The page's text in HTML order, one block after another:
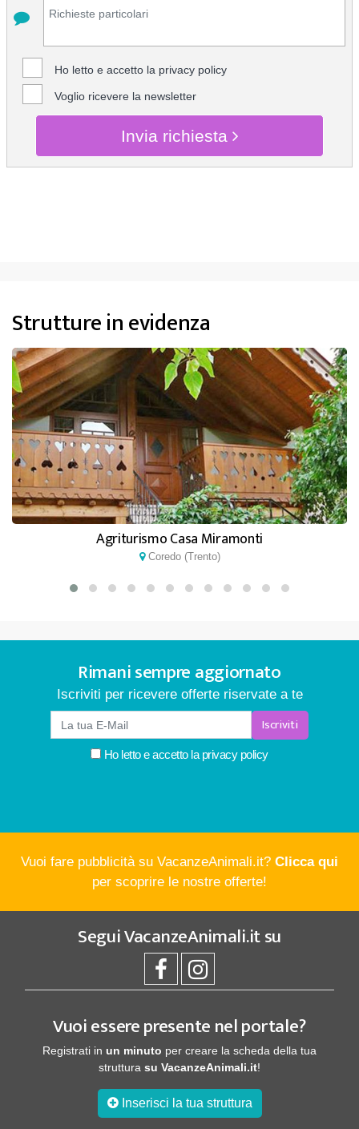
Ho letto e accetto la privacy policy
Voglio ricevere la newsletter
Invia richiesta
Strutture in evidenza
Agriturismo Casa Miramonti
Coredo (Trento)
Rimani sempre aggiornato
Iscriviti per ricevere offerte riservate a te
Iscriviti
Ho letto e accetto la privacy policy
Vuoi fare pubblicità su VacanzeAnimali.it? Clicca qui
per scoprire le nostre offerte!
SeguiVacanzeAnimali.itsu
Vuoi essere presente nel portale?
Registrati in un minuto per creare la scheda della tua
struttura su VacanzeAnimali.it!
Inserisci la tua struttura